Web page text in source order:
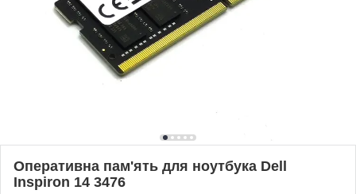
Оперативна пам'ять для ноутбука Dell
Inspiron 14 3476